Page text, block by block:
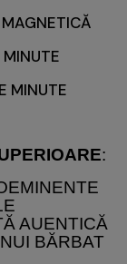
MINUTE
:
AUENTICĂ
BĂRBAT